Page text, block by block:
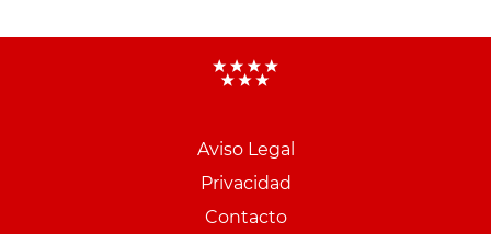
Aviso Legal
Privacidad
Contacto